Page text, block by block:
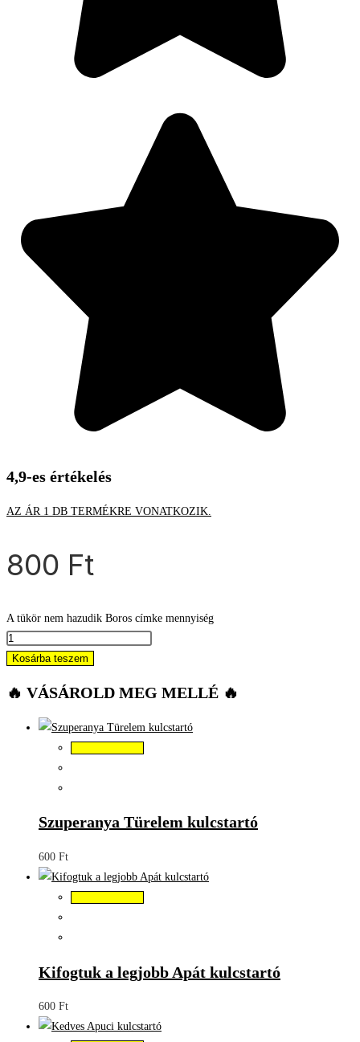
4,9-es értékelés
AZ ÁR 1 DB TERMÉKRE VONATKOZIK.
800 Ft
A tükör nem hazudik Boros címke mennyiség
Kosárba teszem
🔥 VÁSÁROLD MEG MELLÉ 🔥
Szuperanya Türelem kulcstartó
600 Ft
Kifogtuk a legjobb Apát kulcstartó
600 Ft